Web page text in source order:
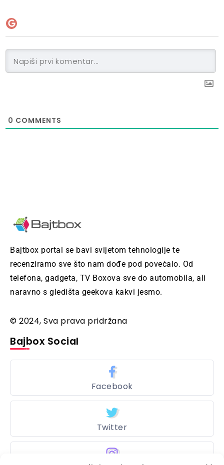
0 COMMENTS
Bajtbox portal se bavi svijetom tehnologije te
recenziramo sve što nam dođe pod povećalo. Od
telefona, gadgeta, TV Boxova sve do automobila, ali
naravno s gledišta geekova kakvi jesmo.
© 2024, Sva prava pridržana
Bajbox Social
Facebook
Twitter